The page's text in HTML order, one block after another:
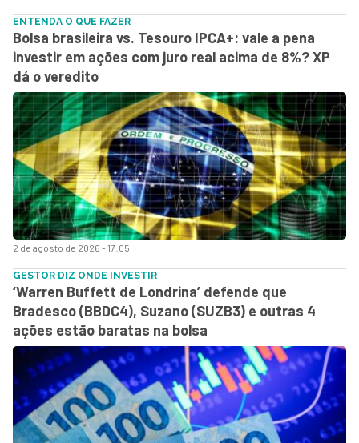
2 de agosto de 2026 - 17:05
ENTENDA O QUE FAZER
Bolsa brasileira vs. Tesouro IPCA+: vale a pena
investir em ações com juro real acima de 8%? XP
dá o veredito
GESTOR DIZ ONDE INVESTIR
‘Warren Buffett de Londrina’ defende que
Bradesco (BBDC4), Suzano (SUZB3) e outras 4
ações estão baratas na bolsa